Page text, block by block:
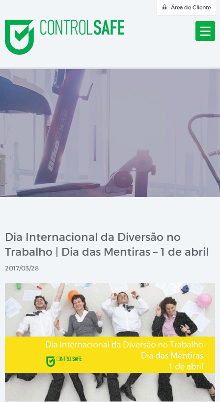
Área de Cliente
Dia Internacional da Diversão no
Trabalho | Dia das Mentiras – 1 de abril
2017/03/28